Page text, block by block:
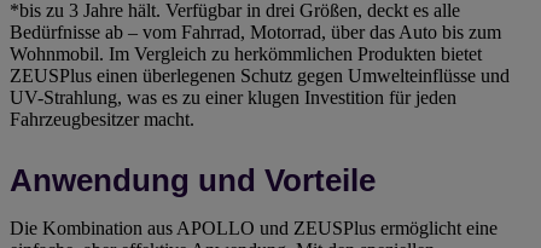
*bis zu 3 Jahre hält. Verfügbar in drei Größen, deckt es alle
Bedürfnisse ab – vom Fahrrad, Motorrad, über das Auto bis zum
Wohnmobil. Im Vergleich zu herkömmlichen Produkten bietet
ZEUSPlus einen überlegenen Schutz gegen Umwelteinflüsse und
UV-Strahlung, was es zu einer klugen Investition für jeden
Fahrzeugbesitzer macht.
Anwendung und Vorteile
Die Kombination aus APOLLO und ZEUSPlus ermöglicht eine